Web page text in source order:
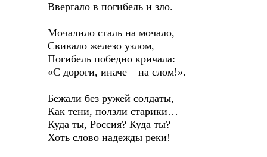
Ввергало в погибель и зло.
Мочалило сталь на мочало,
Свивало железо узлом,
Погибель победно кричала:
«С дороги, иначе – на слом!».
Бежали без ружей солдаты,
Как тени, ползли старики…
Куда ты, Россия? Куда ты?
Хоть слово надежды реки!